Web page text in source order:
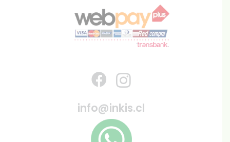
info@inkis.cl